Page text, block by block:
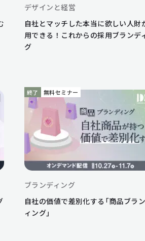
デザインと経営
自社とマッチした本当に欲しい人財
用できる！これからの採用ブランデ
グ
終了 無料セミナー
ブランディング
自社の価値で差別化する「商品ブラ
ィング」